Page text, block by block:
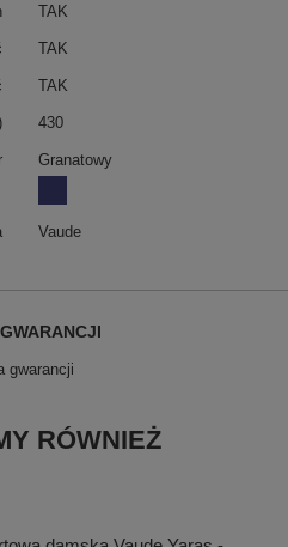
TAK
TAK
TAK
430
Granatowy
Vaude
gwarancji
RÓWNIEŻ